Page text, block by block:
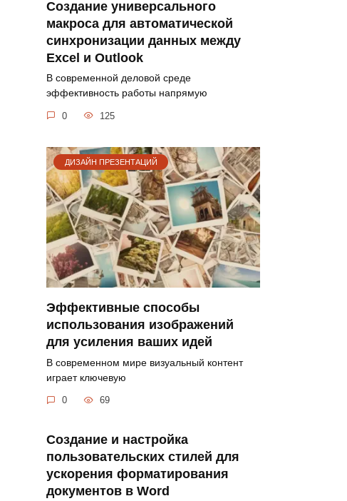
Создание универсального
макроса для автоматической
синхронизации данных между
Excel и Outlook
В современной деловой среде
эффективность работы напрямую
0 125
ДИЗАЙН ПРЕЗЕНТАЦИЙ
Эффективные способы
использования изображений
для усиления ваших идей
В современном мире визуальный контент
играет ключевую
0 69
Создание и настройка
пользовательских стилей для
ускорения форматирования
документов в Word